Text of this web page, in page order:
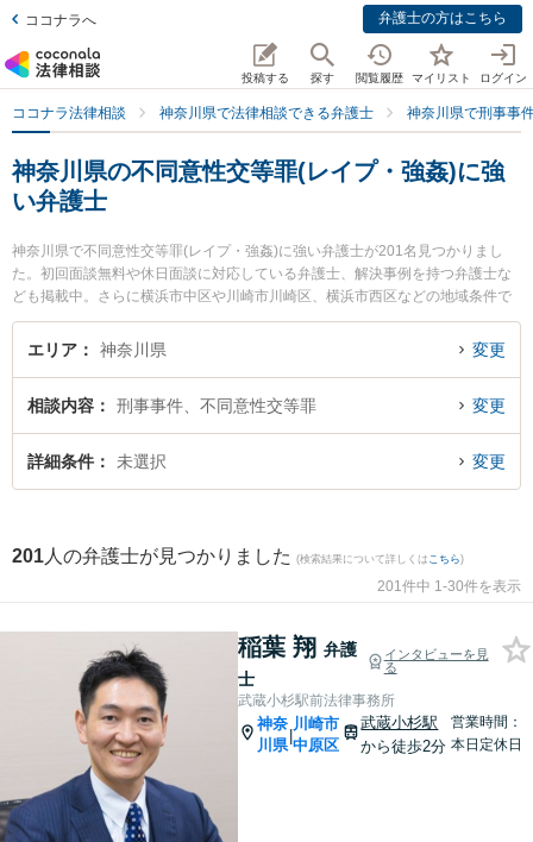
ココナラへ 弁護士の方はこちら
投稿する 探す 閲覧履歴 マイリスト ログイン
ココナラ法律相談 神奈川県で法律相談できる弁護士 神奈川県で刑事事
神奈川県の不同意性交等罪(レイプ・強姦)に強
い弁護士
神奈川県で不同意性交等罪(レイプ・強姦)に強い弁護士が201名見つかりまし
た。初回面談無料や休日面談に対応している弁護士、解決事例を持つ弁護士な
ども掲載中。さらに横浜市中区や川崎市川崎区、横浜市西区などの地域条件で
弁護士を絞り込めます。刑事事件に関係する加害者側や少年事件、再犯・前科
あり等の細かな分野での絞り込み検索もでき便利です。特に武蔵小杉駅前法律
士費用、強みなどが注目されています。『神奈川県で土日や夜間に発生した不
同意性交等罪(レイプ・強姦)のトラブルを今すぐに弁護士に相談したい』『不同
意性交等罪(レイプ・強姦)のトラブル解決の実績豊富な近くの弁護士を検索した
エリア 神奈川県 変更
相談内容 刑事事件、不同意性交等罪 変更
詳細条件 未選択 変更
201 人の弁護士が見つかりました (検索結果について詳しくは こちら)
201件中 1-30件を表示
稲葉 翔 弁護
士
インタビューを見
る
武蔵小杉駅前法律事務所
神奈
川県
|
川崎市
中原区
武蔵小杉駅
から徒歩2分
営業時間：
本日定休日